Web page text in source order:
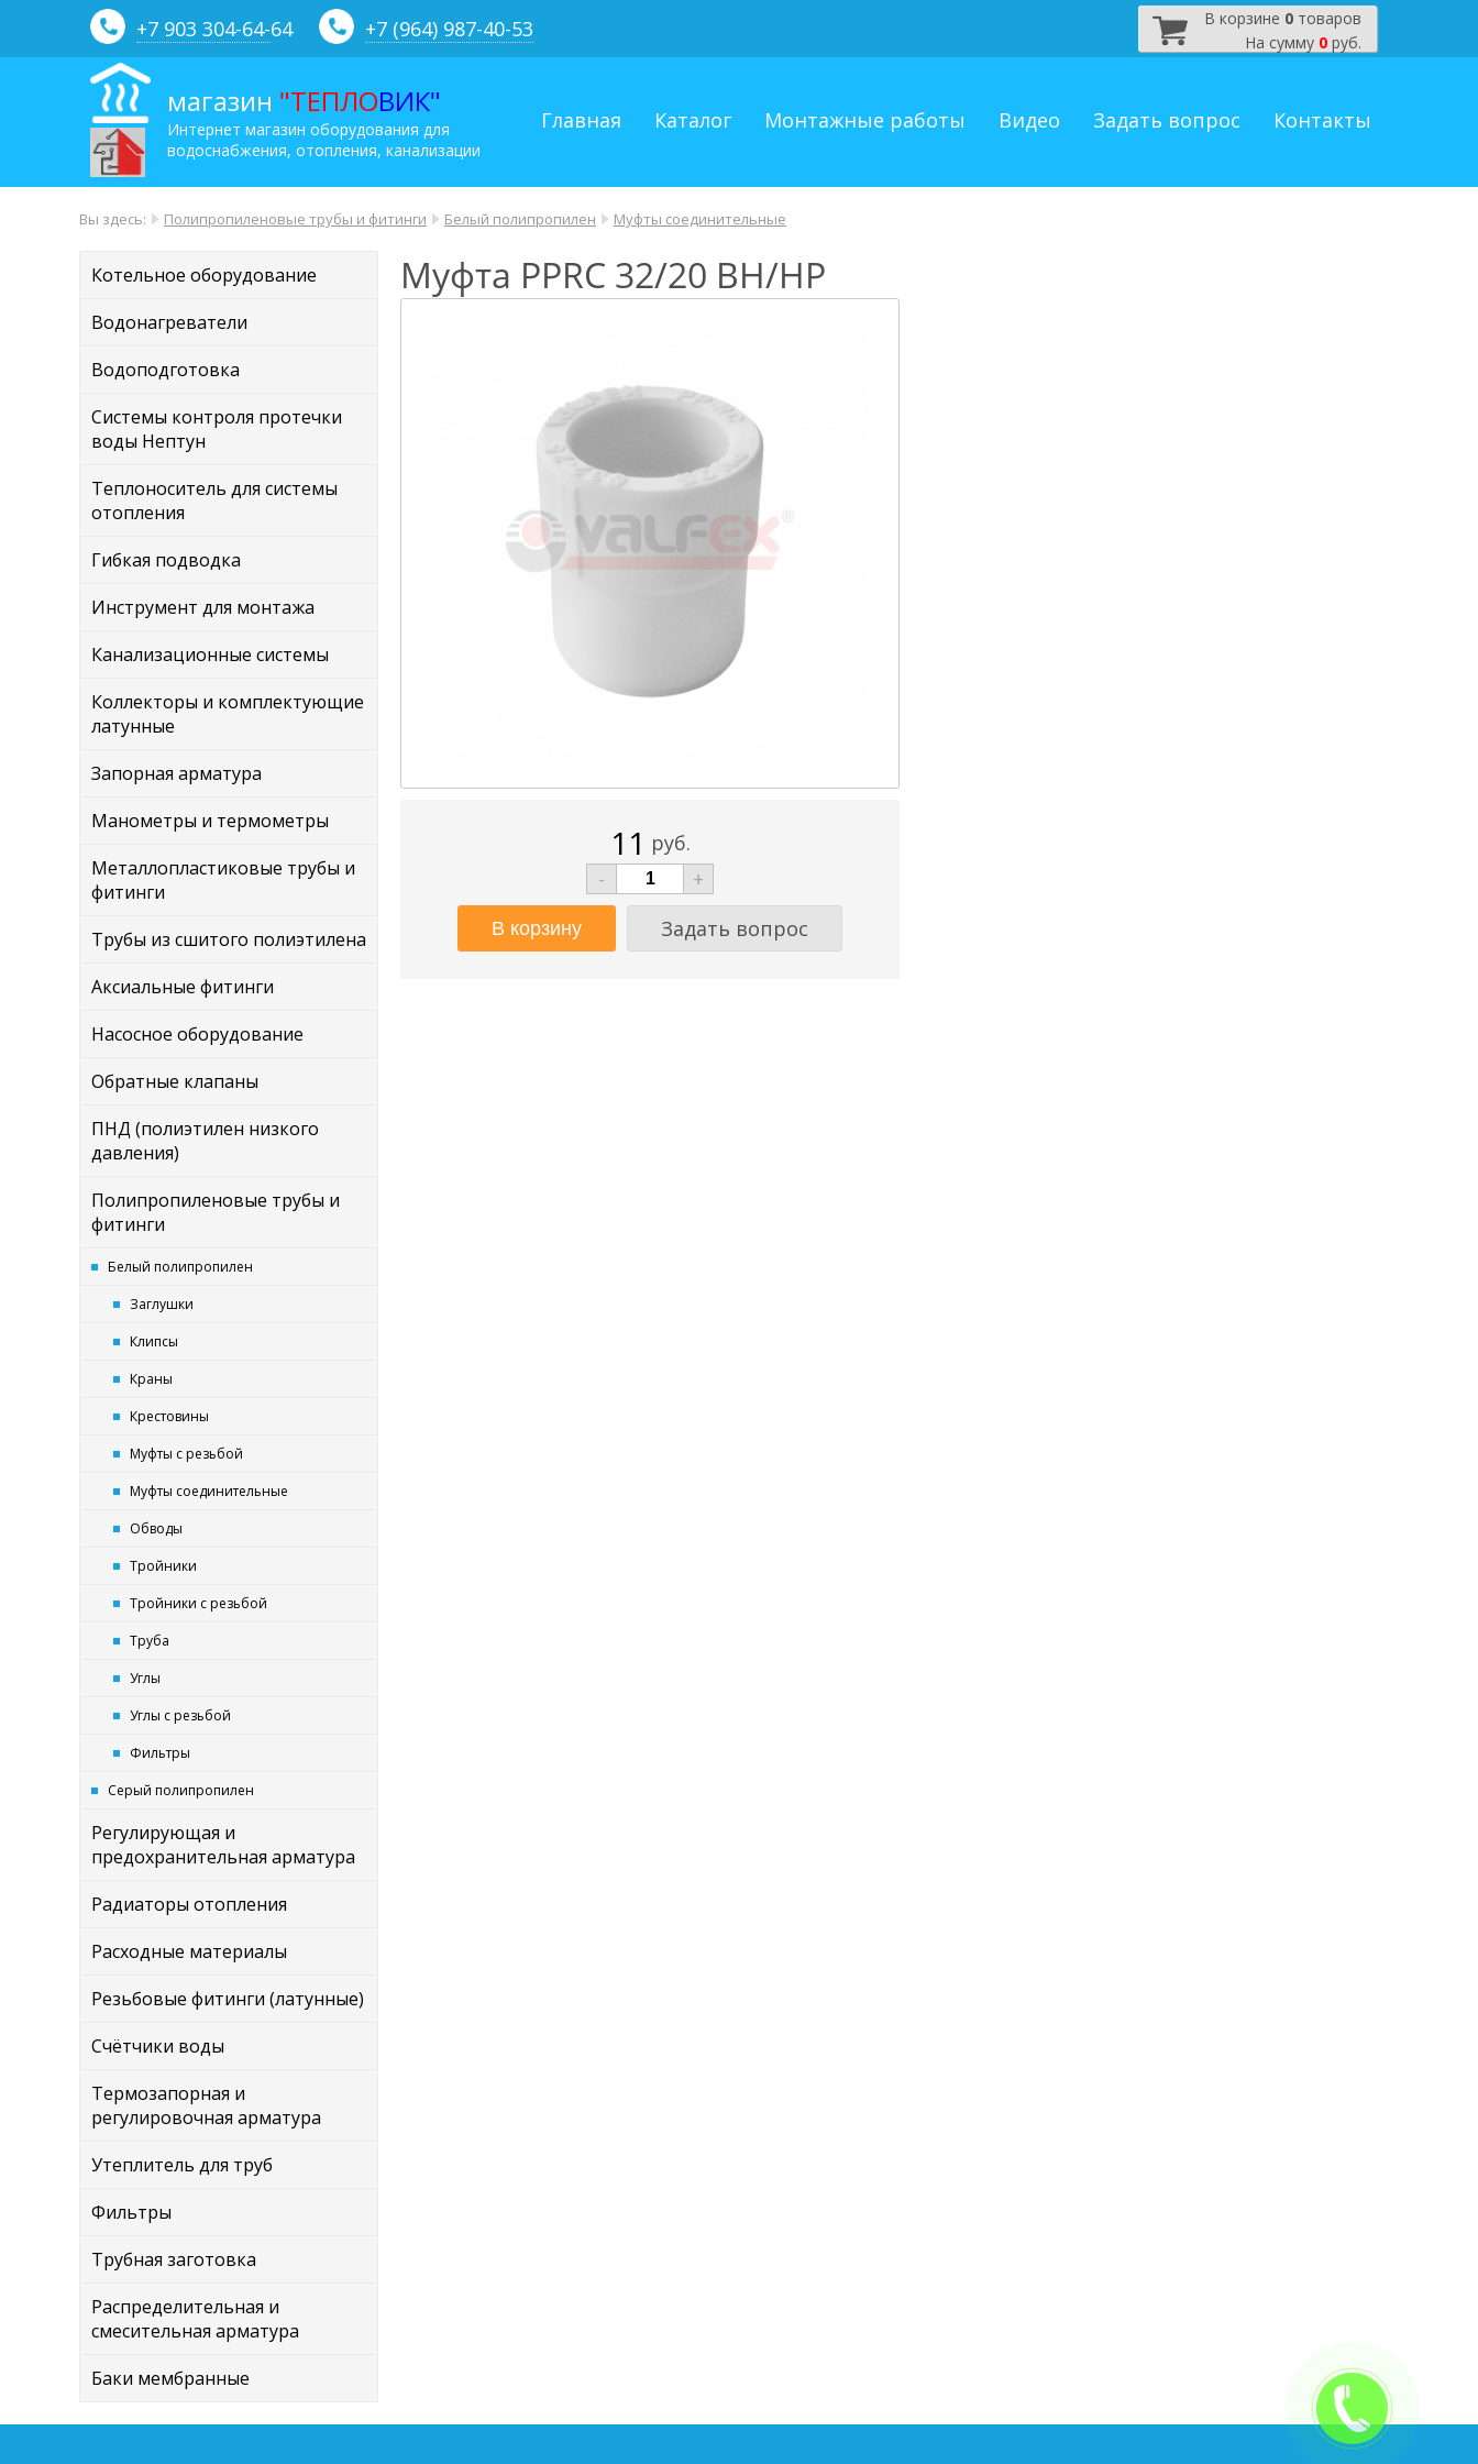
+7 903 304-64-64 +7 (964) 987-40-53 В корзине 0 товаров
На сумму 0 руб.
магазин "ТЕПЛОВИК"
Интернет магазин оборудования для
водоснабжения, отопления, канализации
Главная Каталог Монтажные работы Видео Задать вопрос Контакты
Вы здесь: Полипропиленовые трубы и фитинги Белый полипропилен Муфты соединительные
Котельное оборудование
Водонагреватели
Водоподготовка
Системы контроля протечки
воды Нептун
Теплоноситель для системы
отопления
Гибкая подводка
Инструмент для монтажа
Канализационные системы
Коллекторы и комплектующие
латунные
Запорная арматура
Манометры и термометры
Металлопластиковые трубы и
фитинги
Трубы из сшитого полиэтилена
Аксиальные фитинги
Насосное оборудование
Обратные клапаны
ПНД (полиэтилен низкого
давления)
Полипропиленовые трубы и
фитинги
Белый полипропилен
Заглушки
Клипсы
Краны
Крестовины
Муфты с резьбой
Муфты соединительные
Обводы
Тройники
Тройники с резьбой
Труба
Углы
Углы с резьбой
Фильтры
Серый полипропилен
Регулирующая и
предохранительная арматура
Радиаторы отопления
Расходные материалы
Резьбовые фитинги (латунные)
Счётчики воды
Термозапорная и
регулировочная арматура
Утеплитель для труб
Фильтры
Трубная заготовка
Распределительная и
смесительная арматура
Баки мембранные
Муфта PPRC 32/20 ВН/НР
11 руб.
-
+
Задать вопрос